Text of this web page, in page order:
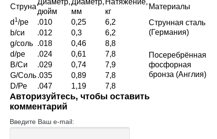
Струна
Диаметр,
дюйм
Диаметр,
мм
Натяжение,
кг
Материалы
d 1/ре .010 0,25 6,2
Струнная сталь
(Германия)
b/си .012 0,3
6,2
g/соль .018 0,46
8,8
Посеребрённая
фосфорная
бронза (Англия)
d/ре .024 0,61
7,8
B/Си
.029 0,74
7,9
G/Соль.035 0,89
7,8
D/Ре
.047 1,19 7,8
Авторизуйтесь, чтобы оставить
комментарий
Введите Ваш e-mail: